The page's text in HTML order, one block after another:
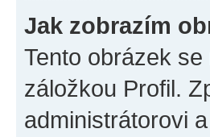
Jak zobrazím
Tento obrázek
záložkou Profil.
administrátorovi